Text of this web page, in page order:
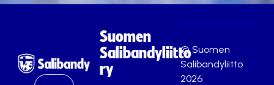
Suomen
Salibandyliitto
ry
© Suomen
Salibandyliitto
2026